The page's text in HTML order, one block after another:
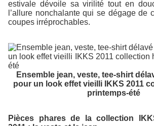
estivale dévoile sa virilité tout en
l’allure nonchalante qui se dégage de
coupes irréprochables.
Ensemble jean, veste, tee-shirt
pour un look effet vieilli IKKS 2011
printemps-été
Pièces phares de la collection